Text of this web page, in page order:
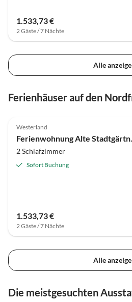
1.533,73 €
2 Gäste / 7 Nächte
Alle
Ferienhäuser auf den
Westerland
2 Schlafzimmer
Sofort Buchung
1.533,73 €
2 Gäste / 7 Nächte
Alle
Die meistgesuchten